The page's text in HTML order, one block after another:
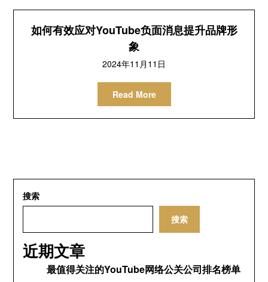
如何有效应对YouTube负面消息提升品牌形
象
2024年11月11日
Read More
搜索
搜索
近期文章
最值得关注的YouTube网络公关公司排名榜单